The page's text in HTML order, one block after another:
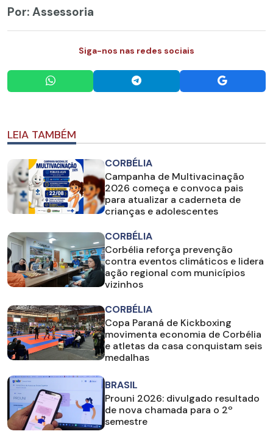
Por: Assessoria
Siga-nos nas redes sociais
LEIA TAMBÉM
CORBÉLIA
Campanha de Multivacinação
2026 começa e convoca pais
para atualizar a caderneta de
crianças e adolescentes
CORBÉLIA
Corbélia reforça prevenção
contra eventos climáticos e lidera
ação regional com municípios
vizinhos
CORBÉLIA
Copa Paraná de Kickboxing
movimenta economia de Corbélia
e atletas da casa conquistam seis
medalhas
BRASIL
Prouni 2026: divulgado resultado
de nova chamada para o 2º
semestre